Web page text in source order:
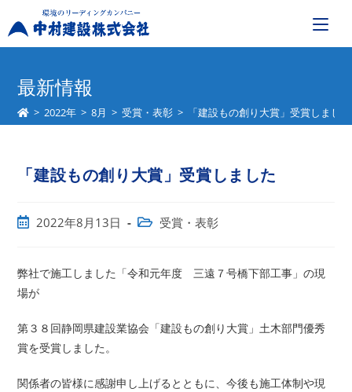
最新情報
> 2022年 > 8月 > 受賞・表彰 > 「建設もの創り大賞」受賞しました
「建設もの創り大賞」受賞しました
投
開
日:
2022年8月13日
投
テ
ー:
受賞・表彰
弊社で施工しました「令和元年度 三遠７号橋下部工事」の現
場が
第３８回静岡県建設業協会「建設もの創り大賞」土木部門優秀
賞を受賞しました。
関係者の皆様に感謝申し上げるとともに、今後も施工体制や現